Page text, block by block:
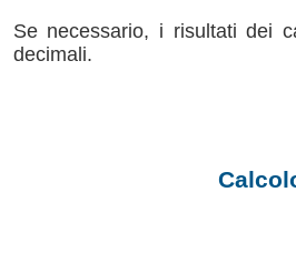
Se necessario, i risultati dei
decimali.